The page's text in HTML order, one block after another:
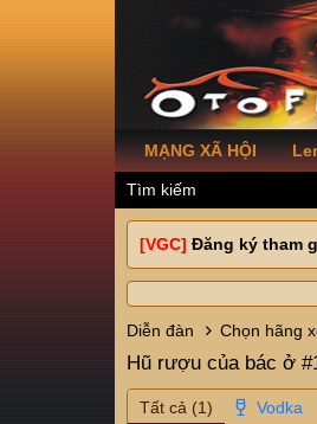
MẠNG XÃ HỘI
Tìm kiếm
[VGC] Đăng ký tham
Diễn đàn Chọn hãng
Hũ rượu của bác ở
Tất cả (1)